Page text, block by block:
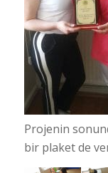
Projenin
bir plaket de